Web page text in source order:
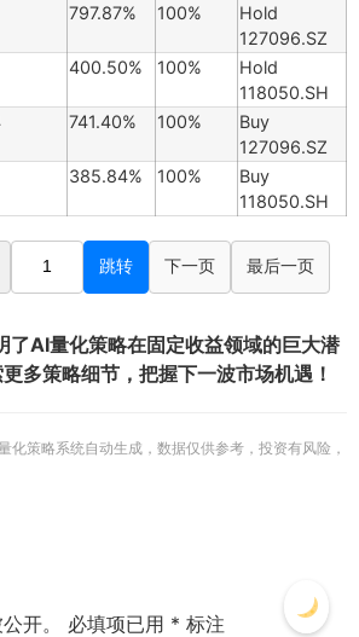
797.87% 100%
Hold
127096.SZ
400.50% 100%
Hold
118050.SH
741.40% 100%
Buy
127096.SZ
385.84% 100%
Buy
118050.SH
跳转 下一页 最后一页
了AI量化策略在固定收益领域的巨大潜
多策略细节，把握下一波市场机遇！
化策略系统自动生成，数据仅供参考，投资有风险，
开。 必填项已用 * 标注